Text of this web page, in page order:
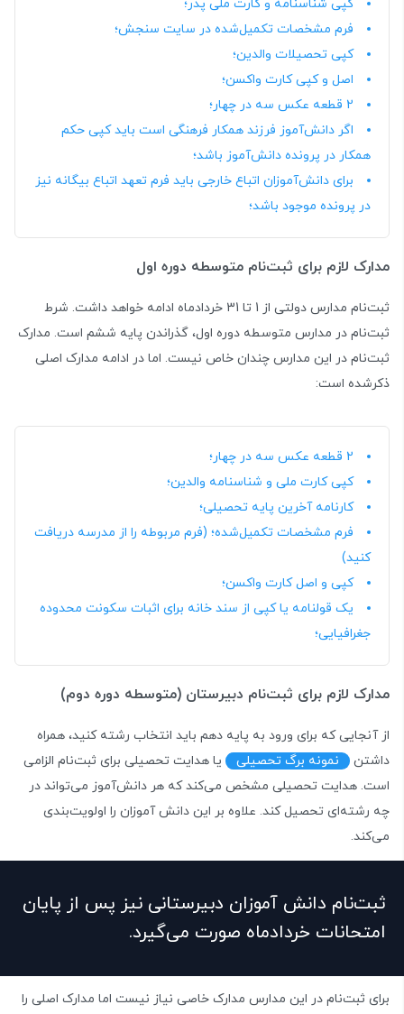
کپی شناسنامه و کارت ملی پدر؛
فرم مشخصات تکمیل‌شده در سایت سنجش؛
کپی تحصیلات والدین؛
اصل و کپی کارت واکسن؛
2 قطعه عکس سه در چهار؛
اگر دانش‌آموز فرزند همکار فرهنگی است باید کپی حکم
همکار در پرونده دانش‌آموز باشد؛
برای دانش‌آموزان اتباع خارجی باید فرم تعهد اتباع بیگانه نیز
در پرونده موجود باشد؛
مدارک لازم برای ثبت‌نام متوسطه دوره اول
ثبت‌نام مدارس دولتی از 1 تا 31 خردادماه ادامه خواهد داشت. شرط
ثبت‌نام در مدارس متوسطه دوره اول، گذراندن پایه ششم است. مدارک
ثبت‌نام در این مدارس چندان خاص نیست. اما در ادامه مدارک اصلی
ذکرشده است:
2 قطعه عکس سه در چهار؛
کپی کارت ملی و شناسنامه والدین؛
کارنامه آخرین پایه تحصیلی؛
فرم مشخصات تکمیل‌شده؛ (فرم مربوطه را از مدرسه دریافت
کنید)
کپی و اصل کارت واکسن؛
یک قولنامه یا کپی از سند خانه برای اثبات سکونت محدوده
جغرافیایی؛
مدارک لازم برای ثبت‌نام دبیرستان (متوسطه دوره دوم)
از آنجایی که برای ورود به پایه دهم باید انتخاب رشته کنید، همراه
داشتن
نمونه برگ تحصیلی
یا هدایت تحصیلی برای ثبت‌نام الزامی
است. هدایت تحصیلی مشخص می‌کند که هر دانش‌آموز می‌تواند در
چه رشته‌ای تحصیل کند. علاوه بر این دانش آموزان را اولویت‌بندی
می‌کند.
ثبت‌نام دانش آموزان دبیرستانی نیز پس از پایان
امتحانات خردادماه صورت می‌گیرد.
برای ثبت‌نام در این مدارس مدارک خاصی نیاز نیست اما مدارک اصلی را